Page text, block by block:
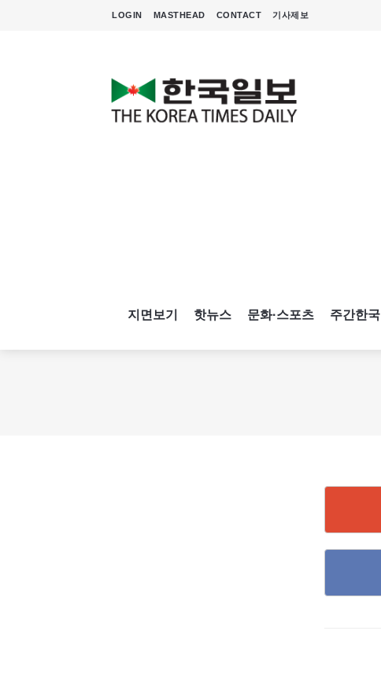
LOGIN MASTHEAD CONTACT 기사제보
지면보기 핫뉴스 문화·스포츠 주간한국